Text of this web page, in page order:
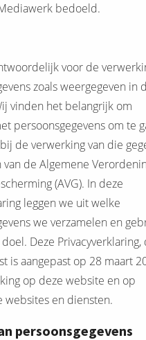
bedoeld.
voor de
zoals weergegeven in
vinden het belangrijk om
persoonsgegevens om te
de verwerking van die
van de Algemene
(AVG). In deze
leggen we uit welke
we verzamelen en
Deze Privacyverklaring,
is aangepast op 28 maart
op deze website en op
websites en diensten.
persoonsgegevens